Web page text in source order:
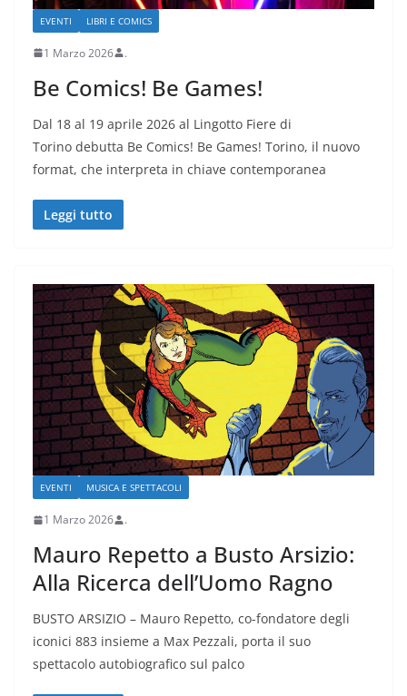
EVENTI LIBRI E COMICS
1 Marzo 2026 .
Be Comics! Be Games!
Dal 18 al 19 aprile 2026 al Lingotto Fiere di
Torino debutta Be Comics! Be Games! Torino, il nuovo
format, che interpreta in chiave contemporanea
Leggi tutto
EVENTI MUSICA E SPETTACOLI
1 Marzo 2026 .
Mauro Repetto a Busto Arsizio:
Alla Ricerca dell’Uomo Ragno
BUSTO ARSIZIO – Mauro Repetto, co-fondatore degli
iconici 883 insieme a Max Pezzali, porta il suo
spettacolo autobiografico sul palco